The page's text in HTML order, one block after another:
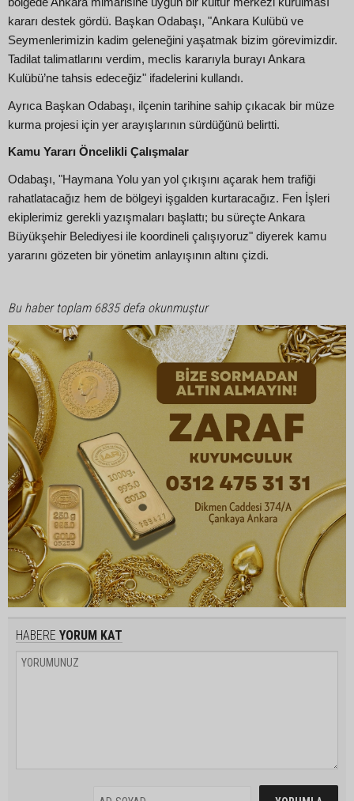
kararı destek gördü. Başkan Odabaşı, "Ankara Kulübü ve
Seymenlerimizin kadim geleneğini yaşatmak bizim görevimizdir.
Tadilat talimatlarını verdim, meclis kararıyla burayı Ankara
Kulübü’ne tahsis edeceğiz" ifadelerini kullandı.
Ayrıca Başkan Odabaşı, ilçenin tarihine sahip çıkacak bir müze
kurma projesi için yer arayışlarının sürdüğünü belirtti.
Kamu Yararı Öncelikli Çalışmalar
Odabaşı, "Haymana Yolu yan yol çıkışını açarak hem trafiği
rahatlatacağız hem de bölgeyi işgalden kurtaracağız. Fen İşleri
ekiplerimiz gerekli yazışmaları başlattı; bu süreçte Ankara
Büyükşehir Belediyesi ile koordineli çalışıyoruz" diyerek kamu
yararını gözeten bir yönetim anlayışının altını çizdi.
Bu haber toplam 6835 defa okunmuştur
HABERE YORUM KAT